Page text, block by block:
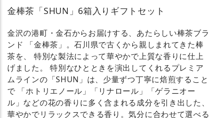
金棒茶「SHUN」6箱入りギフトセット
金沢の港町・金石からお届けする、あたらしい棒茶ブラ
ンド 「金棒茶」。石川県で古くから親しまれてきた棒
茶を、 特別な製法によって華やかで上質な香りに仕上
げました。 特別なひとときを演出してくれるプレミア
ムラインの「SHUN」は、少量ずつ丁寧に焙煎すること
で 「ホトリエノール」「リナロール」「ゲラニオー
ル」などの花の香りに多く含まれる成分を引き出した、
華やかでリラックスできる香り。気分に合わせて選べる